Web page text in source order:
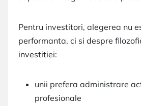
Pentru investitori, alegerea nu
performanta, ci si despre
investitiei:
unii prefera administrare
profesionale